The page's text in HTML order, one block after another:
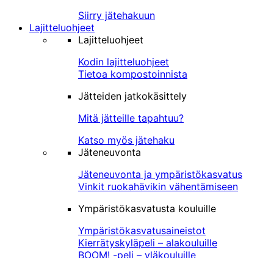
Siirry jätehakuun
Lajitteluohjeet
Lajitteluohjeet
Kodin lajitteluohjeet
Tietoa kompostoinnista
Jätteiden jatkokäsittely
Mitä jätteille tapahtuu?
Katso myös jätehaku
Jäteneuvonta
Jäteneuvonta ja ympäristökasvatus
Vinkit ruokahävikin vähentämiseen
Ympäristökasvatusta kouluille
Ympäristökasvatusaineistot
Kierrätyskyläpeli – alakouluille
BOOM! -peli – yläkouluille